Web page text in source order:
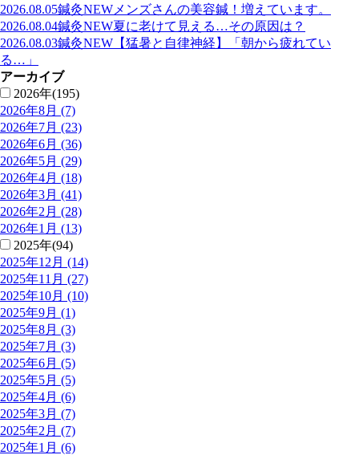
2026.08.05鍼灸NEW メンズさんの美容鍼！増えています。
2026.08.04鍼灸NEW夏に老けて見える…その原因は？
2026.08.03鍼灸NEW 【猛暑と自律神経】「朝から疲れてい
る…」
アーカイブ
2026年(195)
2026年8月 (7)
2026年7月 (23)
2026年6月 (36)
2026年5月 (29)
2026年4月 (18)
2026年3月 (41)
2026年2月 (28)
2026年1月 (13)
2025年(94)
2025年12月 (14)
2025年11月 (27)
2025年10月 (10)
2025年9月 (1)
2025年8月 (3)
2025年7月 (3)
2025年6月 (5)
2025年5月 (5)
2025年4月 (6)
2025年3月 (7)
2025年2月 (7)
2025年1月 (6)